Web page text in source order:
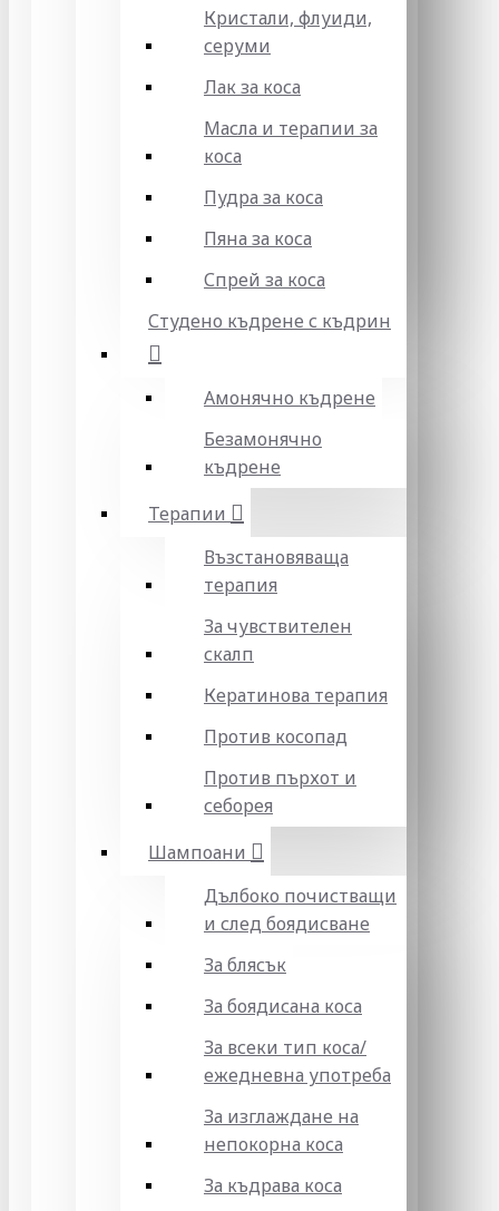
Кристали, флуиди,
серуми
Лак за коса
Масла и терапии за
коса
Пудра за коса
Пяна за коса
Спрей за коса
Студено къдрене с къдрин
Амонячно къдрене
Безамонячно
къдрене
Терапии
Възстановяваща
терапия
За чувствителен
скалп
Кератинова терапия
Против косопад
Против пърхот и
себорея
Шампоани
Дълбоко почистващи
и след боядисване
За блясък
За боядисана коса
За всеки тип коса/
ежедневна употреба
За изглаждане на
непокорна коса
За къдрава коса